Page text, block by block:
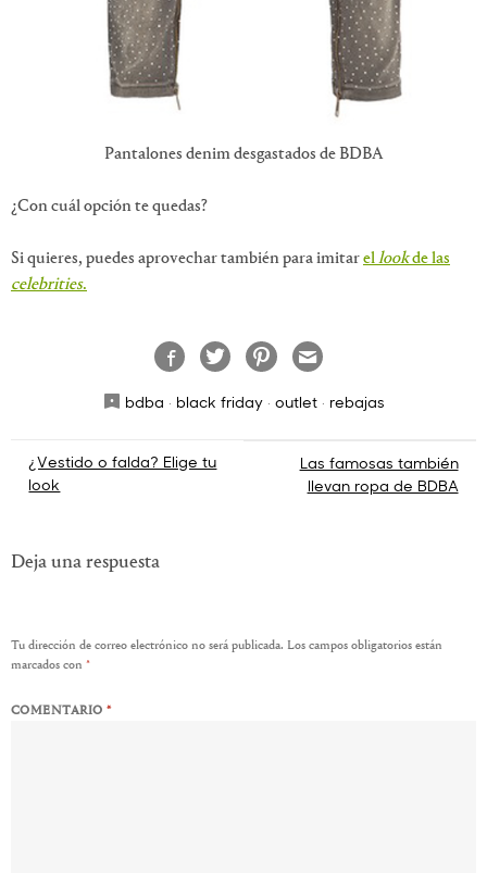
Pantalones denim desgastados de BDBA
¿Con cuál opción te quedas?
Si quieres, puedes aprovechar también para imitarellookde las
celebrities.
bdba · black friday· outlet· rebajas
Navegación
de
¿Vestido o falda? Elige tu
look
Las famosas también
llevan ropa de BDBA
Deja una respuesta
Tu dirección de correo electrónico no será publicada. Los campos obligatorios están
marcados con *
COMENTARIO*